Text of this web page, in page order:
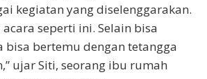
kegiatan yang diselenggarakan.
acara seperti ini. Selain bisa
bisa bertemu dengan tetangga
ujar Siti, seorang ibu rumah